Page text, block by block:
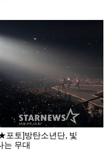
포토]방탄소년단, 빛
는 무대